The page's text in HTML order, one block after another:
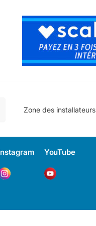
Zone des installateurs
YouTube